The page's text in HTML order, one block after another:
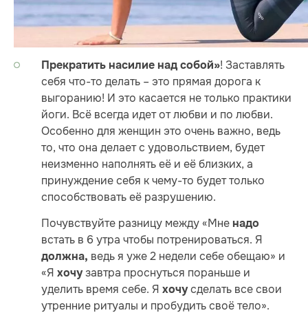
Прекратить насилие над собой»! Заставлять
себя что-то делать – это прямая дорога к
выгоранию! И это касается не только практики
йоги. Всё всегда идет от любви и по любви.
Особенно для женщин это очень важно, ведь
то, что она делает с удовольствием, будет
неизменно наполнять её и её близких, а
принуждение себя к чему-то будет только
способствовать её разрушению.
Почувствуйте разницу между «Мне надо
встать в 6 утра чтобы потренироваться. Я
должна, ведь я уже 2 недели себе обещаю» и
«Я хочузавтра проснуться пораньше и
уделить время себе. Я хочусделать все свои
утренние ритуалы и пробудить своё тело».